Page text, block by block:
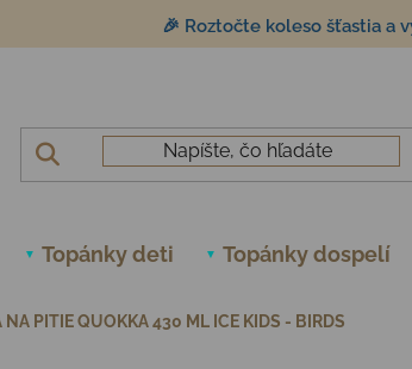
🎉 Roztočte koleso šťastia a
Topánky deti Topánky dospelí
NA PITIE QUOKKA 430 ML ICE KIDS - BIRDS